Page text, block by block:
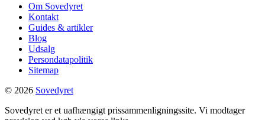
Om Sovedyret
Kontakt
Guides & artikler
Blog
Udsalg
Persondatapolitik
Sitemap
© 2026 Sovedyret
Sovedyret er et uafhængigt prissammenligningssite. Vi modtager